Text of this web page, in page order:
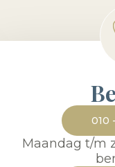
010
Maandag t/m